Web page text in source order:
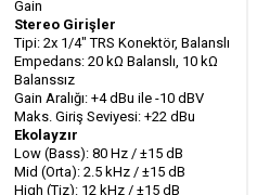
Gain
Stereo Girişler
Tipi: 2x 1/4" TRS Konektör, Balanslı
Empedans: 20 kΩ Balanslı, 10 kΩ
Balanssız
Gain Aralığı: +4 dBu ile -10 dBV
Maks. Giriş Seviyesi: +22 dBu
Ekolayzır
Low (Bass): 80 Hz / ±15 dB
Mid (Orta): 2.5 kHz / ±15 dB
High (Tiz): 12 kHz / ±15 dB